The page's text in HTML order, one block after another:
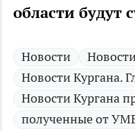
области будут
Новости
Новости Кургана.
Новости Кургана
полученные от